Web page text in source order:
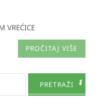
VREĆICE
PROČITAJ VIŠE
PRETRAŽI